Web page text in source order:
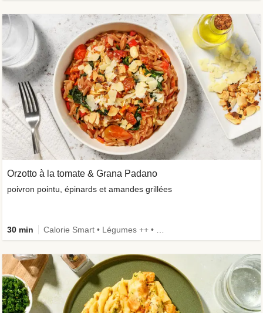
Orzotto à la tomate & Grana Padano
poivron pointu, épinards et amandes grillées
30 min